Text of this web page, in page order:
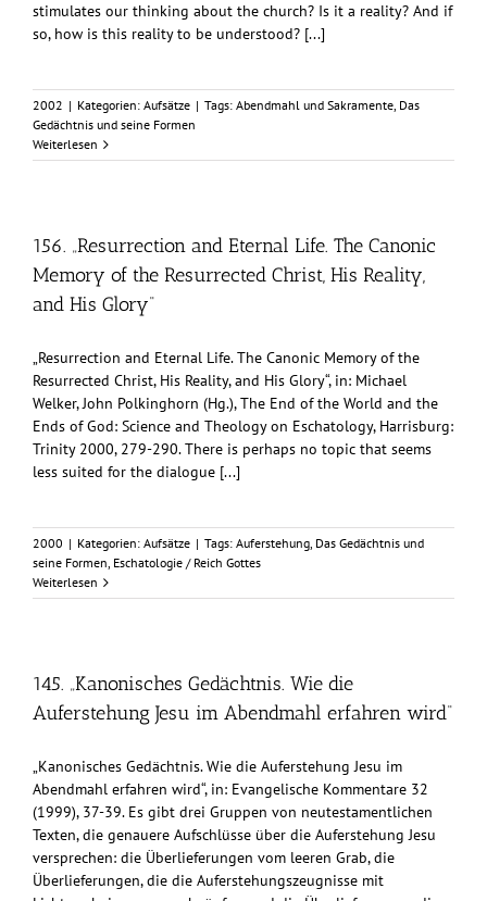
stimulates our thinking about the church? Is it a reality? And if
so, how is this reality to be understood? [...]
2002 | Kategorien: Aufsätze | Tags: Abendmahl und Sakramente, Das
Gedächtnis und seine Formen
Weiterlesen
156. „Resurrection and Eternal Life. The Canonic
Memory of the Resurrected Christ, His Reality,
and His Glory“
„Resurrection and Eternal Life. The Canonic Memory of the
Resurrected Christ, His Reality, and His Glory“, in: Michael
Welker, John Polkinghorn (Hg.), The End of the World and the
Ends of God: Science and Theology on Eschatology, Harrisburg:
Trinity 2000, 279-290. There is perhaps no topic that seems
less suited for the dialogue [...]
2000 | Kategorien: Aufsätze | Tags: Auferstehung, Das Gedächtnis und
seine Formen, Eschatologie / Reich Gottes
Weiterlesen
145. „Kanonisches Gedächtnis. Wie die
Auferstehung Jesu im Abendmahl erfahren wird“
„Kanonisches Gedächtnis. Wie die Auferstehung Jesu im
Abendmahl erfahren wird“, in: Evangelische Kommentare 32
(1999), 37-39. Es gibt drei Gruppen von neutestamentlichen
Texten, die genauere Aufschlüsse über die Auferstehung Jesu
versprechen: die Überlieferungen vom leeren Grab, die
Überlieferungen, die die Auferstehungszeugnisse mit